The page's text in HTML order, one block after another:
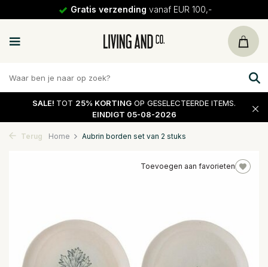
Gratis verzending vanaf EUR 100,-
SALE! TOT 25% KORTING OP GESELECTEERDE ITEMS.
EINDIGT 05-08-2026
Terug Home Aubrin borden set van 2 stuks
Toevoegen aan favorieten